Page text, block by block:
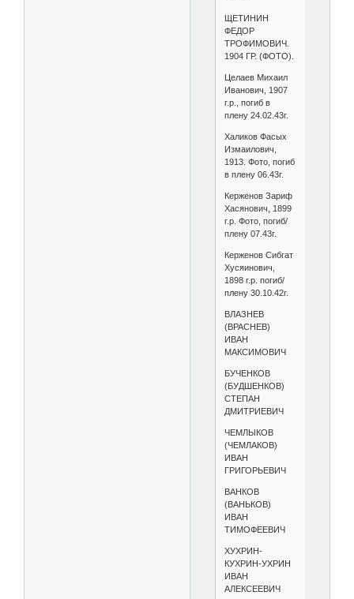
ЩЕТИНИН
ФЕДОР
ТРОФИМОВИЧ.
1904 ГР. (ФОТО).
Целаев Михаил
Иванович, 1907
г.р., погиб в
плену 24.02.43г.
Халиков Фасых
Измаилович,
1913. Фото, погиб
в плену 06.43г.
Керженов Зариф
Хасянович, 1899
г.р. Фото, погиб/
плену 07.43г.
Керженов Сибгат
Хусяинович,
1898 г.р. погиб/
плену 30.10.42г.
ВЛАЗНЕВ
(ВРАСНЕВ)
ИВАН
МАКСИМОВИЧ
БУЧЕНКОВ
(БУДШЕНКОВ)
СТЕПАН
ДМИТРИЕВИЧ
ЧЕМЛЫКОВ
(ЧЕМЛАКОВ)
ИВАН
ГРИГОРЬЕВИЧ
ВАНКОВ
(ВАНЬКОВ)
ИВАН
ТИМОФЕЕВИЧ
ХУХРИН-
КУХРИН-УХРИН
ИВАН
АЛЕКСЕЕВИЧ